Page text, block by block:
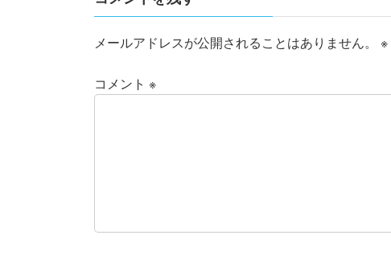
メールアドレスが公開されることはありません。 ※
コメント ※